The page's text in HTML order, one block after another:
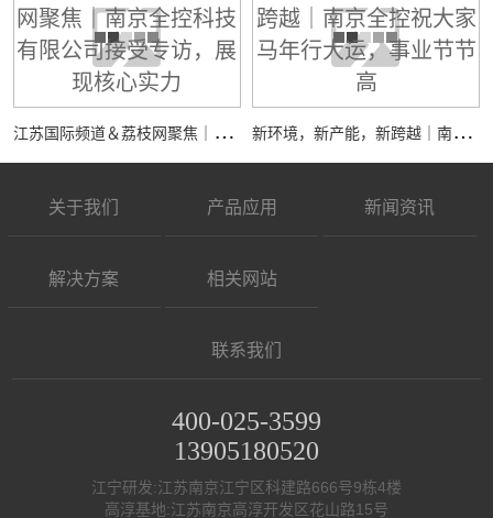
江
苏国际频道＆荔枝网聚焦｜南京全控科技有限公司接受专访，展现核心实力 新
环境，新产能，新跨越｜南京全控祝大家马年行大运，事业节节高
关于我们 产品应用 新闻资讯
解决方案 相关网站
联系我们
400-025-3599
13905180520
江宁研发:江苏南京江宁区科建路666号9栋4楼
高淳基地:江苏南京高淳开发区花山路15号